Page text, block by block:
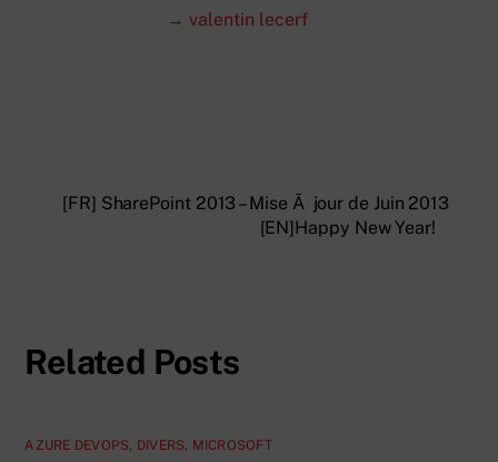
→ valentin lecerf
[FR] SharePoint 2013 – Mise Ã jour de Juin 2013
[EN]Happy New Year!
Related Posts
AZURE DEVOPS, DIVERS, MICROSOFT